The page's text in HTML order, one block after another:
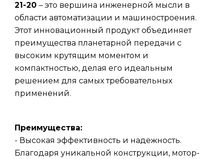
21-20 – это вершина инженерной мысли в
области автоматизации и машиностроения.
Этот инновационный продукт объединяет
преимущества планетарной передачи с
высоким крутящим моментом и
компактностью, делая его идеальным
решением для самых требовательных
применений.
Преимущества:
- Высокая эффективность и надежность.
Благодаря уникальной конструкции, мотор-